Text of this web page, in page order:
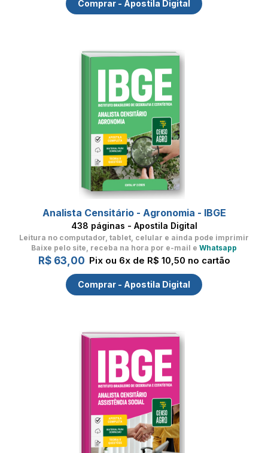
Comprar - Apostila Digital
Analista Censitário - Agronomia - IBGE
438 páginas - Apostila Digital
Leitura no computador, tablet, celular e ainda pode imprimir
Baixe pelo site, receba na hora por e-mail e Whatsapp
R$ 63,00 Pix ou 6x de R$ 10,50 no cartão
Comprar - Apostila Digital